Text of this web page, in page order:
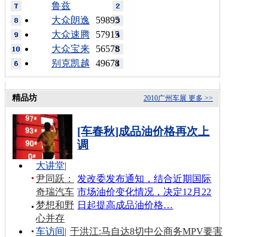
鲁兹
59895
大众朗逸
57915
大众速腾
56578
大众宝来
49678
别克凯越
更多 >>
2010广州车展
精品坊
[车春秋]成品油价格再次上
调
发改委发布通知，结合近期国际
市场油价变化情况，决定12月22
日起提高成品油价格…
大讲堂|
尹同跃：
奇瑞汽车
梦想和野
心并存
车访间| 于洪江:马自达8切中公商务MPV要害